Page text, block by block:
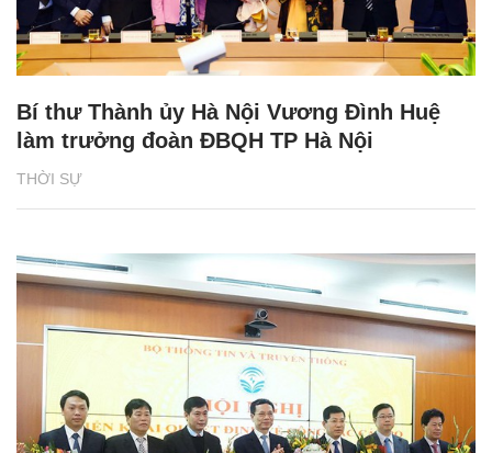
THỜI SỰ
Bí thư Thành ủy Hà Nội Vương Đình Huệ
làm trưởng đoàn ĐBQH TP Hà Nội